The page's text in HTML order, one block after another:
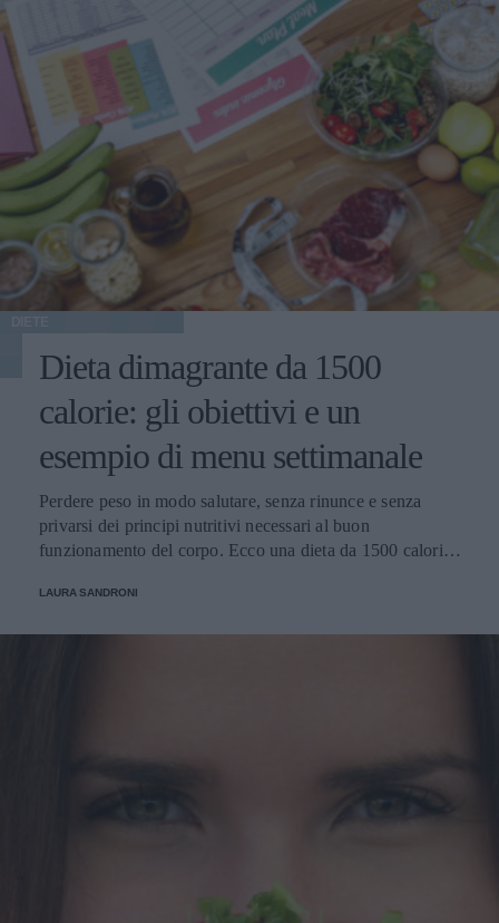
Dieta dimagrante da 1500
calorie: gli obiettivi e un
esempio di menu settimanale
Perdere peso in modo salutare, senza rinunce e senza
privarsi dei principi nutritivi necessari al buon
funzionamento del corpo. Ecco una dieta da 1500 calorie,
LAURA SANDRONI